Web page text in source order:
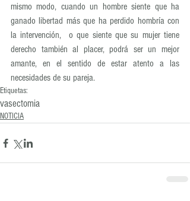
mismo modo, cuando un hombre siente que ha
ganado libertad más que ha perdido hombría con
la intervención,  o que siente que su mujer tiene
derecho también al placer, podrá ser un mejor
amante, en el sentido de estar atento a las
necesidades de su pareja.
Etiquetas:
vasectomia
NOTICIA